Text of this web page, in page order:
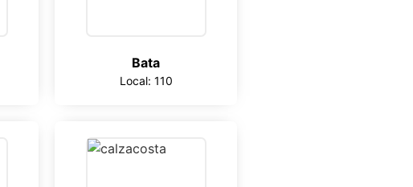
Bata
Local: 110